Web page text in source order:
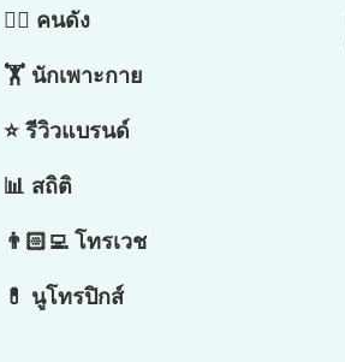
🤵‍♂️ คนดัง
🏋️ นักเพาะกาย
⭐ รีวิวแบรนด์
📊 สถิติ
👨🏻‍💻 โทรเวช
💊 นูโทรปิกส์